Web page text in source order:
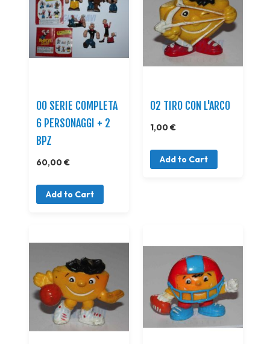
00 SERIE COMPLETA
6 PERSONAGGI + 2
BPZ
60,00 €
Add to Cart
02 TIRO CON L'ARCO
1,00 €
Add to Cart